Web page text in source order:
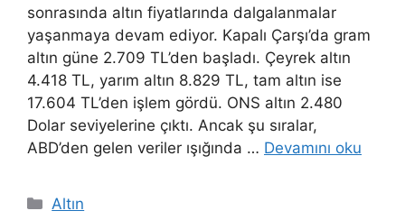
sonrasında altın fiyatlarında dalgalanmalar
yaşanmaya devam ediyor. Kapalı Çarşı’da gram
altın güne 2.709 TL’den başladı. Çeyrek altın
4.418 TL, yarım altın 8.829 TL, tam altın ise
17.604 TL’den işlem gördü. ONS altın 2.480
Dolar seviyelerine çıktı. Ancak şu sıralar,
ABD’den gelen veriler ışığında … Devamını oku
Kategoriler
Altın